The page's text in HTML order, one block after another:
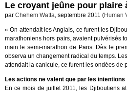
Le croyant jeûne pour plaire
par Chehem Watta, septembre 2011 (Human
« On attendait les Anglais, ce furent les
marathoniens hors pairs, avaient pulvérisés
main le semi-marathon de Paris. Dès le
observa un changement radical du temps.
attendait la canicule, ce furent les ondées de
Les actions ne valent que par les intentions
En ce mois de juillet 2011, les Djiboutiens